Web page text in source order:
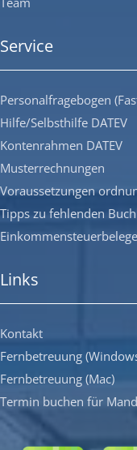
Service
Personalfragebogen
Hilfe/Selbsthilfe DATEV
Kontenrahmen DATEV
Musterrechnungen
Voraussetzungen
Tipps zu fehlenden
Einkommensteuerbelege
Links
Kontakt
Fernbetreuung
Fernbetreuung (Mac)
Termin buchen für